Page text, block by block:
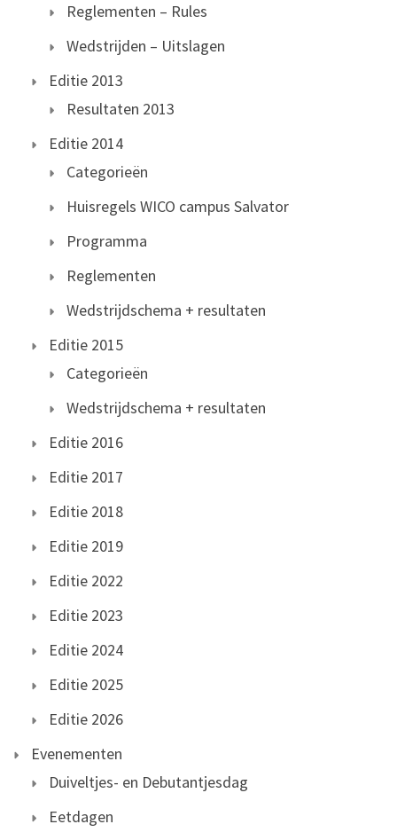
Reglementen – Rules
Wedstrijden – Uitslagen
Editie 2013
Resultaten 2013
Editie 2014
Categorieën
Huisregels WICO campus Salvator
Programma
Reglementen
Wedstrijdschema + resultaten
Editie 2015
Categorieën
Wedstrijdschema + resultaten
Editie 2016
Editie 2017
Editie 2018
Editie 2019
Editie 2022
Editie 2023
Editie 2024
Editie 2025
Editie 2026
Evenementen
Duiveltjes- en Debutantjesdag
Eetdagen